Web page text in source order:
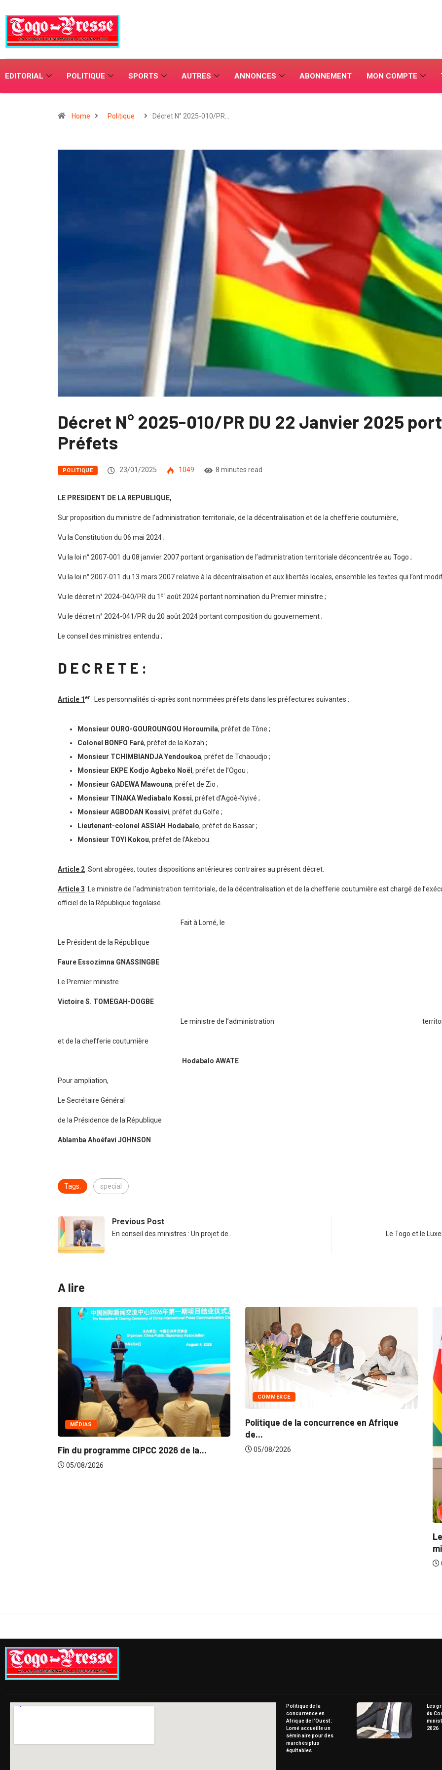
EDITORIAL POLITIQUE SPORTS AUTRES ANNONCES ABONNEMENT MON COMPTE
Home Politique Décret N° 2025-010/PR…
Décret N° 2025-010/PR DU 22 Janvier 2025
Préfets
POLITIQUE 23/01/2025 1049 8 minutes read
LE P RESIDENT DE LA REPUBLIQUE,
Sur proposition du ministre de l’administration territoriale, de la décentralisation et de la chefferie coutumière,
Vu la Constitution du 06 mai 2024 ;
Vu la loi n° 2007-001 du 08 janvier 2007 portant organisation de l’administration territoriale déconcentrée au Togo ;
Vu la loi n° 2007-011 du 13 mars 2007 relative à la décentralisation et aux libertés locales, ensemble les textes qui l’ont
Vu le décret n° 2024-040/PR du 1 er août 2024 portant nomination du Premier ministre ;
Vu le décret n° 2024-041/PR du 20 août 2024 portant composition du gouvernement ;
Le conseil des ministres entendu ;
D E C R E T E :
Article 1 er : Les personnalités ci-après sont nommées préfets dans les préfectures suivantes :
Monsieur OURO-GOUROUNGOU Horoumila, préfet de Tône ;
Colonel BONFO Faré, préfet de la Kozah ;
Monsieur TCHIMBIANDJA Yendoukoa, préfet de Tchaoudjo ;
Monsieur EKPE Kodjo Agbeko Noël , préfet de l’Ogou ;
Monsieur GADEWA Mawouna, préfet de Zio ;
Monsieur TINAKA Wediabalo Kossi, préfet d’Agoè-Nyivé ;
Monsieur AGBODAN Kossivi, préfet du Golfe ;
Lieutenant-colonel ASSIAH Hodabalo, préfet de Bassar ;
Monsieur TOYI Kokou, préfet de l’Akebou.
Article 2 :Sont abrogées, toutes dispositions antérieures contraires au présent décret.
Article 3 :Le ministre de l’administration territoriale, de la décentralisation et de la chefferie coutumière est chargé de
officiel de la République togolaise.
Fait à Lomé, le
Le Président de la République
Faure Essozimna GNASSINGBE
Le Premier ministre
Victoire S. TOMEGAH-DOGBE
Le ministre de l’administration territoriale, de la
et de la chefferie coutumière
Hodabalo AWATE
Pour ampliation,
Le Secrétaire Général
de la Présidence de la République
Ablamba Ahoéfavi JOHNSON
Tags: special
Previous Post
En conseil des ministres : Un projet de… Le Togo et le
A lire
COMMERCE
Politique de la concurrence en Afrique
de...
05/08/2026
Politique de la
concurrence en
Afrique de l’Ouest :
Lomé accueille un
séminaire pour des
marchés plus
équitables
Les
du
2026